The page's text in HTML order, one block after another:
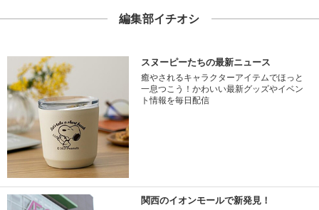
編集部イチオシ
スヌーピーたちの最新ニュース
癒やされるキャラクターアイテムでほっと
一息つこう！かわいい最新グッズやイベン
ト情報を毎日配信
関西のイオンモールで新発見！